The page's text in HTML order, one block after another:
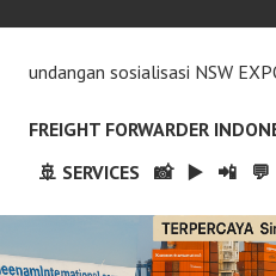
undangan sosialisasi NSW
FREIGHT FORWARDER
🚢 SERVICES
📸 ▶️ 📲 💬